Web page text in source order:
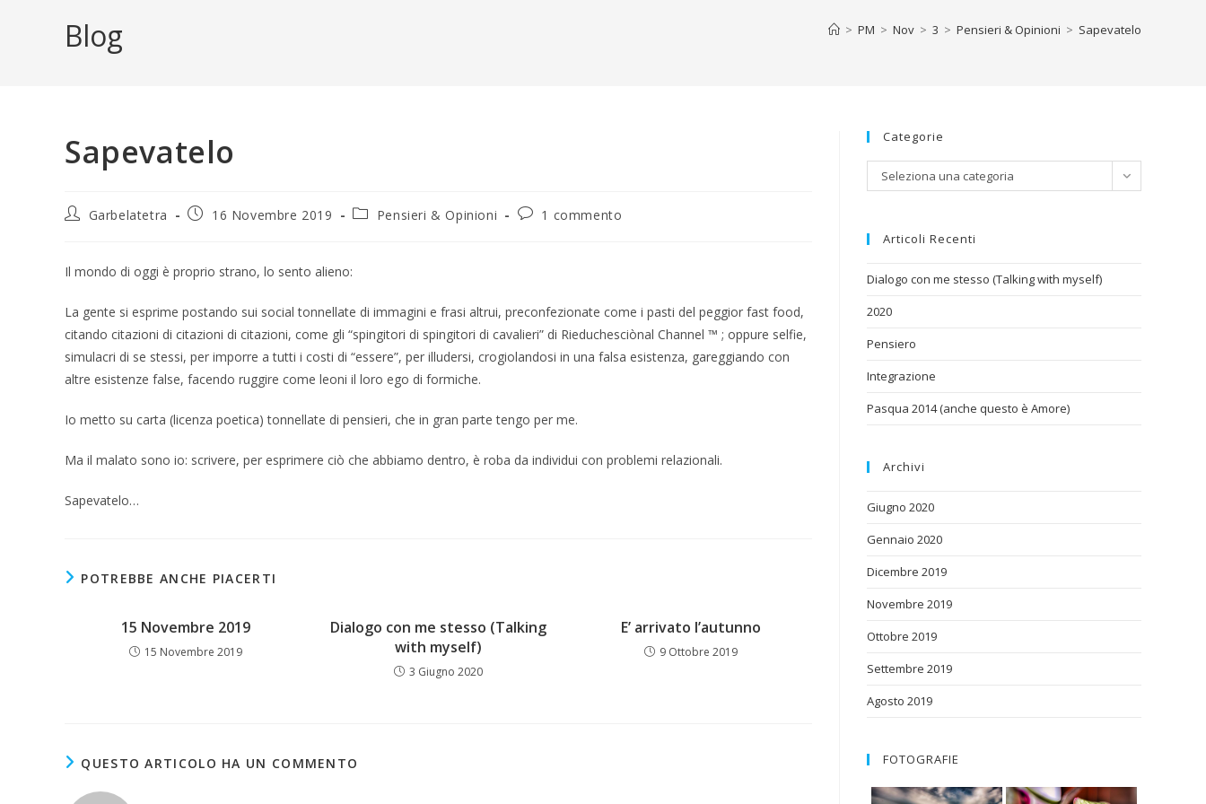
Blog > PM > Nov > 3 > Pensieri & Opinioni > Sapevatelo
Sapevatelo
AutoreGarbelatetra
Articolo16 Novembre 2019
Categoria
Pensieri & Opinioni
Commenti
1 commento
Il mondo di oggi è proprio strano, lo sento alieno:
La gente si esprime postando sui social tonnellate di immagini e frasi altrui, preconfezionate come i pasti del peggior fast food,
citando citazioni di citazioni di citazioni, come gli “spingitori di spingitori di cavalieri” di Rieduchesciònal Channel ™ ; oppure selfie,
simulacri di se stessi, per imporre a tutti i costi di “essere”, per illudersi, crogiolandosi in una falsa esistenza, gareggiando con
altre esistenze false, facendo ruggire come leoni il loro ego di formiche.
Io metto su carta (licenza poetica) tonnellate di pensieri, che in gran parte tengo per me.
Ma il malato sono io: scrivere, per esprimere ciò che abbiamo dentro, è roba da individui con problemi relazionali.
Sapevatelo…
POTREBBE ANCHE PIACERTI
15 Novembre 2019
15 Novembre 2019
Dialogo con me stesso (Talking
with myself)
3 Giugno 2020
E’ arrivato l’autunno
9 Ottobre 2019
QUESTO ARTICOLO HA UN COMMENTO
Categorie
Categorie
Seleziona una categoria
Articoli Recenti
Dialogo con me stesso (Talking with myself)
2020
Pensiero
Integrazione
Pasqua 2014 (anche questo è Amore)
Archivi
Giugno 2020
Gennaio 2020
Dicembre 2019
Novembre 2019
Ottobre 2019
Settembre 2019
Agosto 2019
FOTOGRAFIE